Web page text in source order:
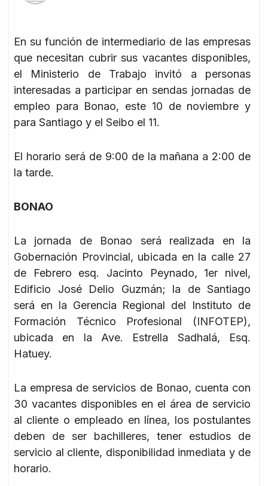
En su función de intermediario de las empresas
que necesitan cubrir sus vacantes disponibles,
el Ministerio de Trabajo invitó a personas
interesadas a participar en sendas jornadas de
empleo para Bonao, este 10 de noviembre y
para Santiago y el Seibo el 11.
El horario será de 9:00 de la mañana a 2:00 de
la tarde.
BONAO
La jornada de Bonao será realizada en la
Gobernación Provincial, ubicada en la calle 27
de Febrero esq. Jacinto Peynado, 1er nivel,
Edificio José Delio Guzmán; la de Santiago
será en la Gerencia Regional del Instituto de
Formación Técnico Profesional (INFOTEP),
ubicada en la Ave. Estrella Sadhalá, Esq.
Hatuey.
La empresa de servicios de Bonao, cuenta con
30 vacantes disponibles en el área de servicio
al cliente o empleado en línea, los postulantes
deben de ser bachilleres, tener estudios de
servicio al cliente, disponibilidad inmediata y de
horario.